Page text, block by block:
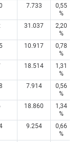
7.733
0,55
%
31.037
2,20
%
10.917
0,78
%
18.514
1,31
%
7.914
0,56
%
18.860
1,34
%
9.254
0,66
%